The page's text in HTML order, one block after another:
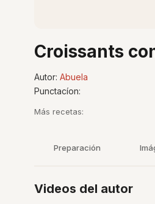
Croissants
Autor: Abuela
Punctacíon:
Más recetas:
Preparación
Videos del autor